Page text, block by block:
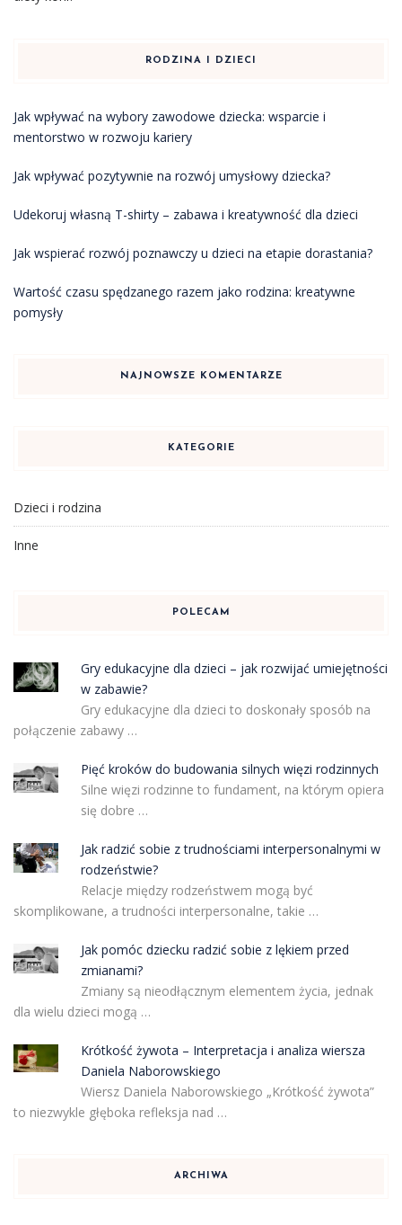
RODZINA I DZIECI
Jak wpływać na wybory zawodowe dziecka: wsparcie i
mentorstwo w rozwoju kariery
Jak wpływać pozytywnie na rozwój umysłowy dziecka?
Udekoruj własną T-shirty – zabawa i kreatywność dla dzieci
Jak wspierać rozwój poznawczy u dzieci na etapie dorastania?
Wartość czasu spędzanego razem jako rodzina: kreatywne
pomysły
NAJNOWSZE KOMENTARZE
KATEGORIE
Dzieci i rodzina
Inne
POLECAM
Gry edukacyjne dla dzieci – jak rozwijać umiejętności
w zabawie?
Gry edukacyjne dla dzieci to doskonały sposób na
połączenie zabawy …
Pięć kroków do budowania silnych więzi rodzinnych
Silne więzi rodzinne to fundament, na którym opiera
się dobre …
Jak radzić sobie z trudnościami interpersonalnymi w
rodzeństwie?
Relacje między rodzeństwem mogą być
skomplikowane, a trudności interpersonalne, takie …
Jak pomóc dziecku radzić sobie z lękiem przed
zmianami?
Zmiany są nieodłącznym elementem życia, jednak
dla wielu dzieci mogą …
Krótkość żywota – Interpretacja i analiza wiersza
Daniela Naborowskiego
Wiersz Daniela Naborowskiego „Krótkość żywota”
to niezwykle głęboka refleksja nad …
ARCHIWA